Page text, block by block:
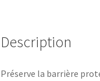
Description
Préserve la barrière